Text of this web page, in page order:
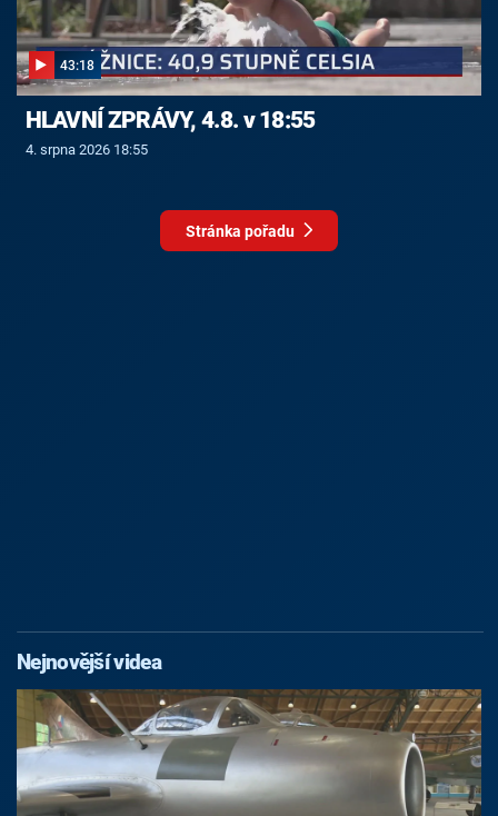
43:18
HLAVNÍ ZPRÁVY, 4.8. v 18:55
4. srpna 2026 18:55
Stránka pořadu
Nejnovější videa